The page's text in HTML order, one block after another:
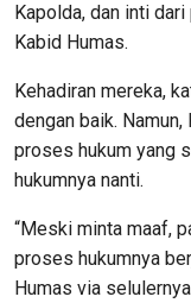
Kapolda, dan inti
Kabid Humas.
Kehadiran mereka,
dengan baik.
proses hukum yang
hukumnya nanti.
“Meski minta maaf,
proses hukumnya
Humas via